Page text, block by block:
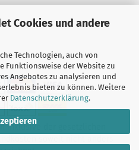
Cookies und andere
Technologien, auch von
der Website zu
Angebotes zu analysieren und
bieten zu können. Weitere
Datenschutzerklärung.
inklusive der gesetzlichen